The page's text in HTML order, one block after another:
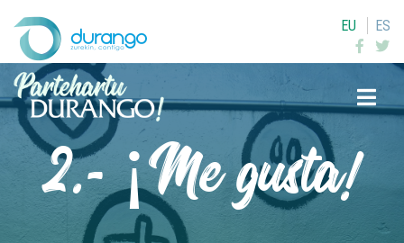
EU ES
2.- ¡Me gusta!